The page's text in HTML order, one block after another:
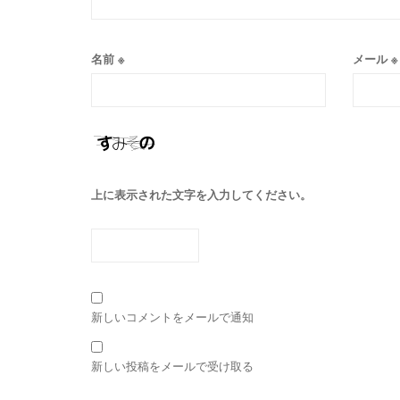
名前 ※ メール※
上に表示された文字を入力してください。
新しいコメントをメールで通知
新しい投稿をメールで受け取る